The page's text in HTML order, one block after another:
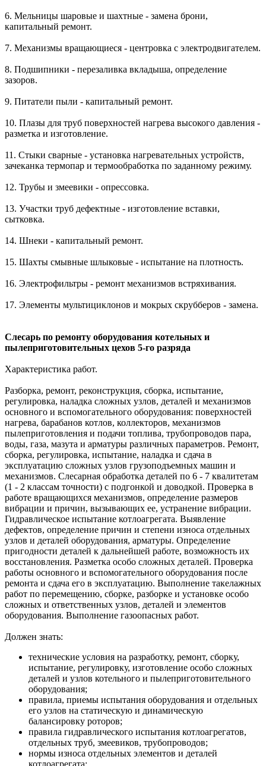
6. Мельницы шаровые и шахтные - замена брони,
капитальный ремонт.
7. Механизмы вращающиеся - центровка с электродвигателем.
8. Подшипники - перезаливка вкладыша, определение
зазоров.
9. Питатели пыли - капитальный ремонт.
10. Плазы для труб поверхностей нагрева высокого давления -
разметка и изготовление.
11. Стыки сварные - установка нагревательных устройств,
зачеканка термопар и термообработка по заданному режиму.
12. Трубы и змеевики - опрессовка.
13. Участки труб дефектные - изготовление вставки,
сытковка.
14. Шнеки - капитальный ремонт.
15. Шахты смывные шлыковые - испытание на плотность.
16. Электрофильтры - ремонт механизмов встряхивания.
17. Элементы мультициклонов и мокрых скрубберов - замена.
Слесарь по ремонту оборудования котельных и
пылеприготовительных цехов 5-го разряда
Характеристика работ.
Разборка, ремонт, реконструкция, сборка, испытание,
регулировка, наладка сложных узлов, деталей и механизмов
основного и вспомогательного оборудования: поверхностей
нагрева, барабанов котлов, коллекторов, механизмов
пылеприготовления и подачи топлива, трубопроводов пара,
воды, газа, мазута и арматуры различных параметров. Ремонт,
сборка, регулировка, испытание, наладка и сдача в
эксплуатацию сложных узлов грузоподъемных машин и
механизмов. Слесарная обработка деталей по 6 - 7 квалитетам
(1 - 2 классам точности) с подгонкой и доводкой. Проверка в
работе вращающихся механизмов, определение размеров
вибрации и причин, вызывающих ее, устранение вибрации.
Гидравлическое испытание котлоагрегата. Выявление
дефектов, определение причин и степени износа отдельных
узлов и деталей оборудования, арматуры. Определение
пригодности деталей к дальнейшей работе, возможность их
восстановления. Разметка особо сложных деталей. Проверка
работы основного и вспомогательного оборудования после
ремонта и сдача его в эксплуатацию. Выполнение такелажных
работ по перемещению, сборке, разборке и установке особо
сложных и ответственных узлов, деталей и элементов
оборудования. Выполнение газоопасных работ.
Должен знать:
технические условия на разработку, ремонт, сборку,
испытание, регулировку, изготовление особо сложных
деталей и узлов котельного и пылеприготовительного
оборудования;
правила, приемы испытания оборудования и отдельных
его узлов на статическую и динамическую
балансировку роторов;
правила гидравлического испытания котлоагрегатов,
отдельных труб, змеевиков, трубопроводов;
нормы износа отдельных элементов и деталей
котлоагрегата;